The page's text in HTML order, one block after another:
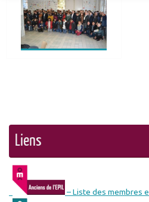
Liens
– Liste des membres